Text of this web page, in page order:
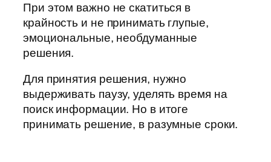
При этом важно не скатиться в
крайность и не принимать глупые,
эмоциональные, необдуманные
решения.
Для принятия решения, нужно
выдерживать паузу, уделять время на
поиск информации. Но в итоге
принимать решение, в разумные сроки.